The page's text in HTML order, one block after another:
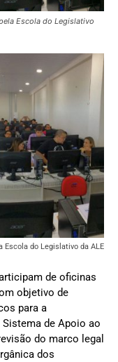
Escola do Legislativo
Escola do Legislativo da ALE
de oficinas
objetivo de
para a
de Apoio ao
do marco legal
dos